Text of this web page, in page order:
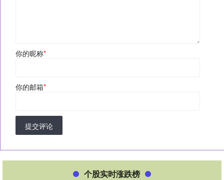
你的昵称*
你的邮箱*
提交评论
个股实时涨跌榜